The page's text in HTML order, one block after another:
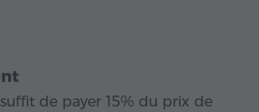
de payer 15% du prix de